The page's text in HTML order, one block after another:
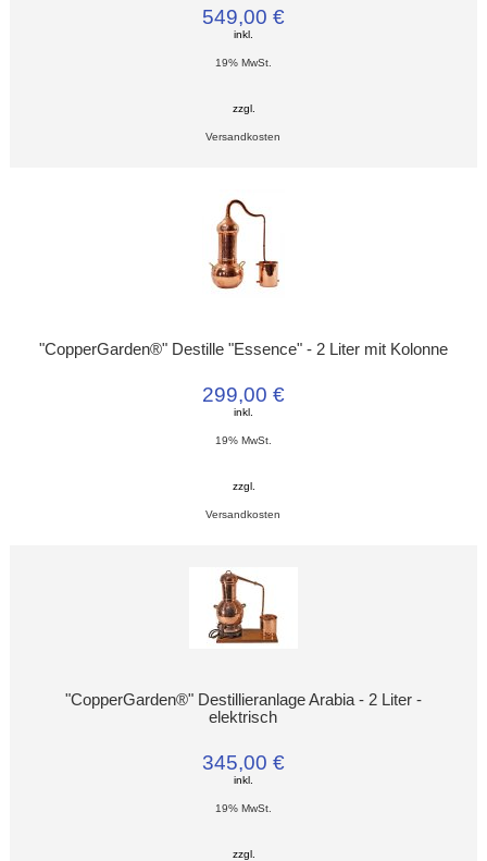
549,00 €
inkl.
19% MwSt.
zzgl.
Versandkosten
"CopperGarden®" Destille "Essence" - 2 Liter mit Kolonne
299,00 €
inkl.
19% MwSt.
zzgl.
Versandkosten
"CopperGarden®" Destillieranlage Arabia - 2 Liter -
elektrisch
345,00 €
inkl.
19% MwSt.
zzgl.